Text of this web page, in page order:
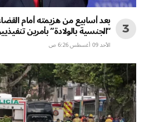
بعد أسابيع من هزيمته أمام
“الجنسية بالولادة” بأمرين
الأحد 09 أغسطس 6:26 ص